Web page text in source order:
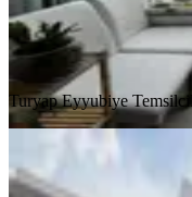
Turyap Eyyubiye
Ara
Turyap Eyyubiye